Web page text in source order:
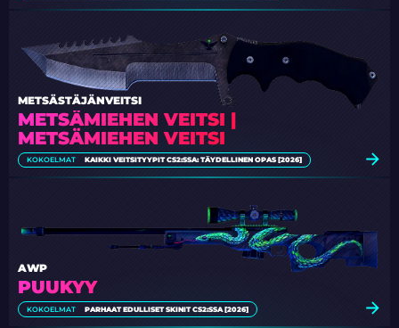
METSÄMIEHEN VEITSI |
METSÄMIEHEN VEITSI
METSÄSTÄJÄNVEITSI
KOKOELMAT KAIKKI VEITSITYYPIT CS2:SSA: TÄYDELLINEN OPAS [2026]
PUUKYY
AWP
KOKOELMAT PARHAAT EDULLISET SKINIT CS2:SSA [2026]